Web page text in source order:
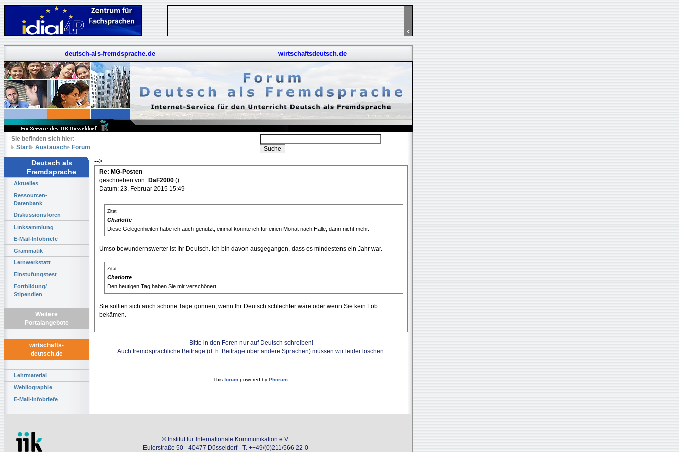
deutsch-als-fremdsprache.de wirtschaftsdeutsch.de
Sie befinden sich hier:
Start
Austausch Forum
Deutsch als
Fremdsprache
Aktuelles
Ressourcen-
Datenbank
Diskussionsforen
Linksammlung
E-Mail-Infobriefe
Grammatik
Lernwerkstatt
Einstufungstest
Fortbildung/
Stipendien
Weitere
Portalangebote
wirtschafts-
deutsch.de
Lehrmaterial
Webliographie
E-Mail-Infobriefe
-->
Re: MG-Posten
geschrieben von: DaF2000 ()
Datum: 23. Februar 2015 15:49
Zitat
Charlotte
Diese Gelegenheiten habe ich auch genutzt, einmal konnte ich für einen Monat nach Halle, dann nicht mehr.
Umso bewundernswerter ist Ihr Deutsch. Ich bin davon ausgegangen, dass es mindestens ein Jahr war.
Zitat
Charlotte
Den heutigen Tag haben Sie mir verschönert.
Sie sollten sich auch schöne Tage gönnen, wenn Ihr Deutsch schlechter wäre oder wenn Sie kein Lob
bekämen.
Bitte in den Foren nur auf Deutsch schreiben!
Auch fremdsprachliche Beiträge (d. h. Beiträge über andere Sprachen) müssen wir leider löschen.
This forumpowered by Phorum.
© Institut für Internationale Kommunikation e.V.
Eulerstraße 50 - 40477 Düsseldorf - T. ++49/(0)211/566 22-0